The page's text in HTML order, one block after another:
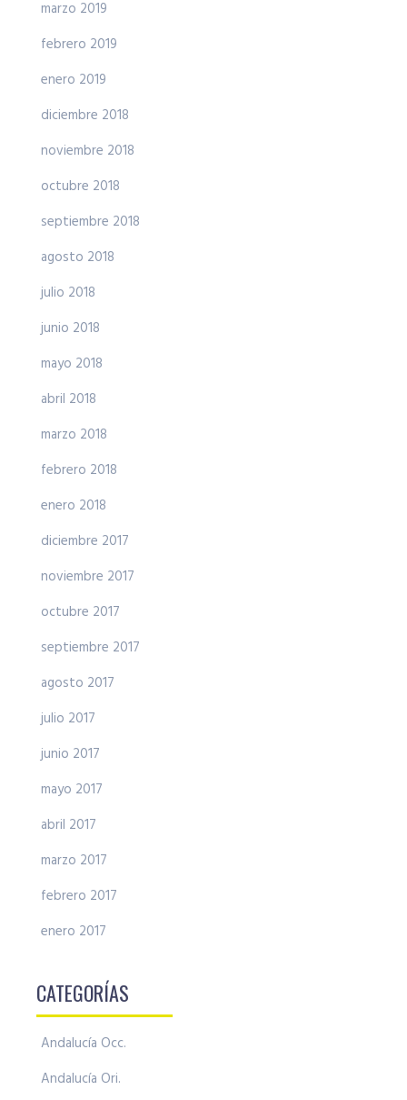
marzo 2019
febrero 2019
enero 2019
diciembre 2018
noviembre 2018
octubre 2018
septiembre 2018
agosto 2018
julio 2018
junio 2018
mayo 2018
abril 2018
marzo 2018
febrero 2018
enero 2018
diciembre 2017
noviembre 2017
octubre 2017
septiembre 2017
agosto 2017
julio 2017
junio 2017
mayo 2017
abril 2017
marzo 2017
febrero 2017
enero 2017
CATEGORÍAS
Andalucía Occ.
Andalucía Ori.